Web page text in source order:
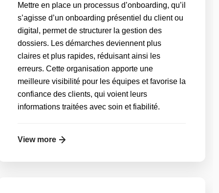
Mettre en place un processus d’onboarding, qu’il
s’agisse d’un onboarding présentiel du client ou
digital, permet de structurer la gestion des
dossiers. Les démarches deviennent plus
claires et plus rapides, réduisant ainsi les
erreurs. Cette organisation apporte une
meilleure visibilité pour les équipes et favorise la
confiance des clients, qui voient leurs
informations traitées avec soin et fiabilité.
View more